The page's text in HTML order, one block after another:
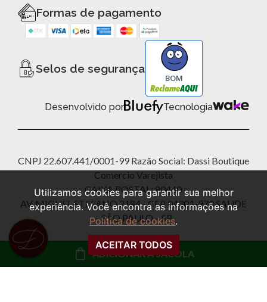
ADICIONAR À SACOLA
Formas de pagamento
Selos de segurança
BOM
Desenvolvido por Tecnologia
CNPJ 22.607.441/0001-99 Razão Social: Dassi Boutique
Comercio Varejista
CAIXA POSTAL: 80440
AV. MIGUEL STEFANO 2184 - CEP 04301-970 SAUDE
– SÃO PAULO – SP
© 2026 Dassi Boutique Todos Direitos Reservados
Utilizamos cookies para garantir sua melhor
experiência. Você encontra as informações na
Política de cookies.
ACEITAR TODOS